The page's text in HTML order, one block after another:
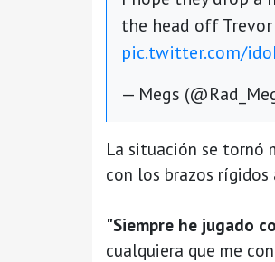
the head off
pic.twitter.com/
— Megs
La situación se tornó
con los brazos
"Siempre he jugado
cualquiera que me